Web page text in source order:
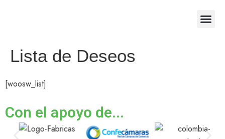
Lista de Deseos
[woosw_list]
Con el apoyo de...